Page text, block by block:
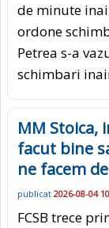
de minute
ordone
Petrea s-a
schimbari
MM Stoica,
facut bine
ne facem
publicat 2026-08-04
FCSB trece